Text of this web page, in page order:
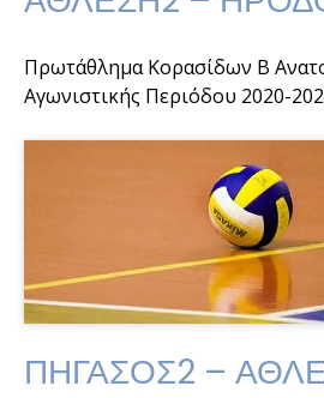
Πρωτάθλημα Κορασίδων Β
Αγωνιστικής Περιόδου 2020-
ΠΗΓΑΣΟΣ2 –